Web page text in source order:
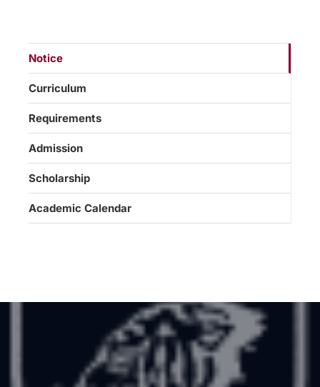
Notice
Curriculum
Requirements
Admission
Scholarship
Academic Calendar